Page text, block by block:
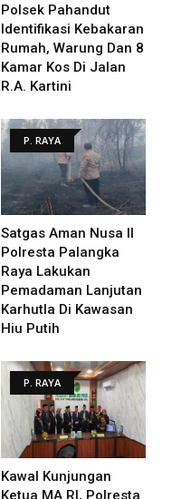
Polsek Pahandut
Identifikasi Kebakaran
Rumah, Warung Dan 8
Kamar Kos Di Jalan
R.A. Kartini
P. RAYA
Satgas Aman Nusa II
Polresta Palangka
Raya Lakukan
Pemadaman Lanjutan
Karhutla Di Kawasan
Hiu Putih
P. RAYA
Kawal Kunjungan
Ketua MA RI, Polresta